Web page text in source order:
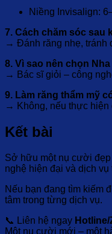
Niềng Invisalign:
7. Cách chăm sóc sau
→ Đánh răng nhẹ, tránh
8. Vì sao nên chọn
→ Bác sĩ giỏi – công
9. Làm răng thẩm mỹ
→ Không, nếu thực hiện
Kết bài
Sở hữu một nụ cười
nghệ hiện đại và dịch
Nếu bạn đang tìm kiếm
tâm trong từng dịch vụ.
📞 Liên hệ ngay
Một nụ cười mới – một